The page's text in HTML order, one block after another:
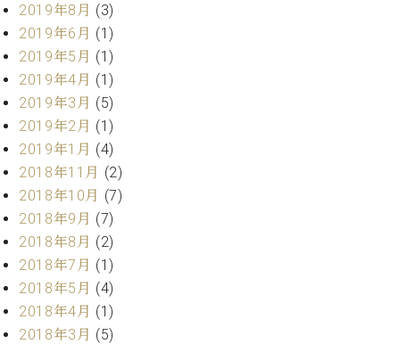
W.
ホ
フ
マ
ン
プ
ロ
フ
ッ
シ
ョ
ナ
ル
内
(PDF)
お
問
い
わ
せ
本
社
：
王
子
・
2019年8月 (3)
2019年6月 (1)
2019年5月 (1)
2019年4月 (1)
2019年3月 (5)
2019年2月 (1)
2019年1月 (4)
2018年11月 (2)
2018年10月 (7)
2018年9月 (7)
2018年8月 (2)
2018年7月 (1)
2018年5月 (4)
2018年4月 (1)
2018年3月 (5)